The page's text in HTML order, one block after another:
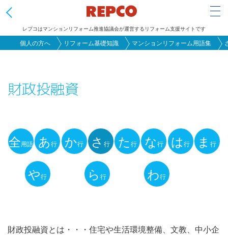
レプコはマンションリフォーム推進協議会が運営するリフォーム支援サイトです
個人の方へ リフォーム基礎知識 マンションリフォーム用語集
財政投融資
用
全用語 あ行 か行 さ行 た 行 な行 は行 ま行
や行 ら 行 わ行
財政投融資とは・・・住宅や生活環境整備、文教、中小企